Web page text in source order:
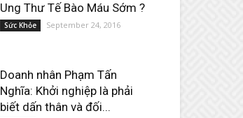
Ung Thư Tế Bào Máu Sớm ?
Sức Khỏe September 24, 2016
Doanh nhân Phạm Tấn
Nghĩa: Khởi nghiệp là phải
biết dấn thân và đối...